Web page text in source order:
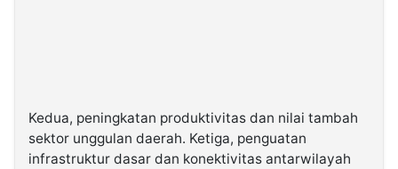
Kedua, peningkatan produktivitas dan nilai tambah
sektor unggulan daerah. Ketiga, penguatan
infrastruktur dasar dan konektivitas antarwilayah